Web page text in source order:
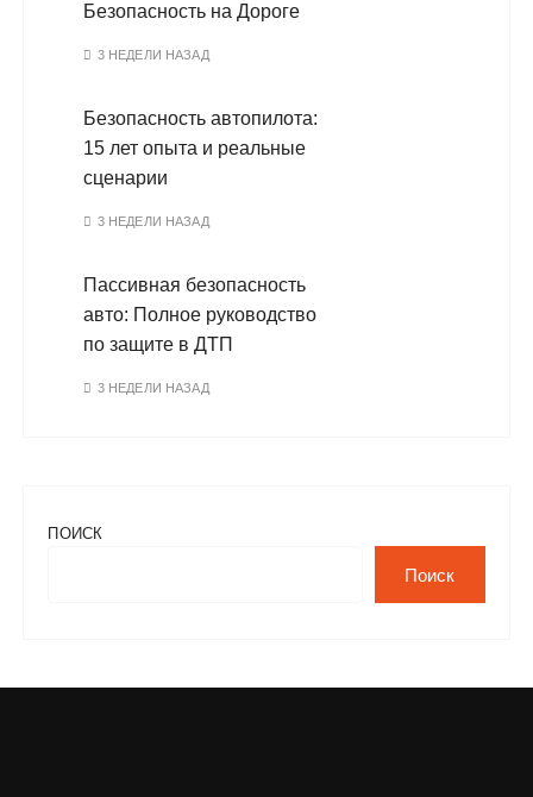
Безопасность на Дороге
3 НЕДЕЛИ НАЗАД
Безопасность автопилота:
15 лет опыта и реальные
сценарии
3 НЕДЕЛИ НАЗАД
Пассивная безопасность
авто: Полное руководство
по защите в ДТП
3 НЕДЕЛИ НАЗАД
ПОИСК
Поиск